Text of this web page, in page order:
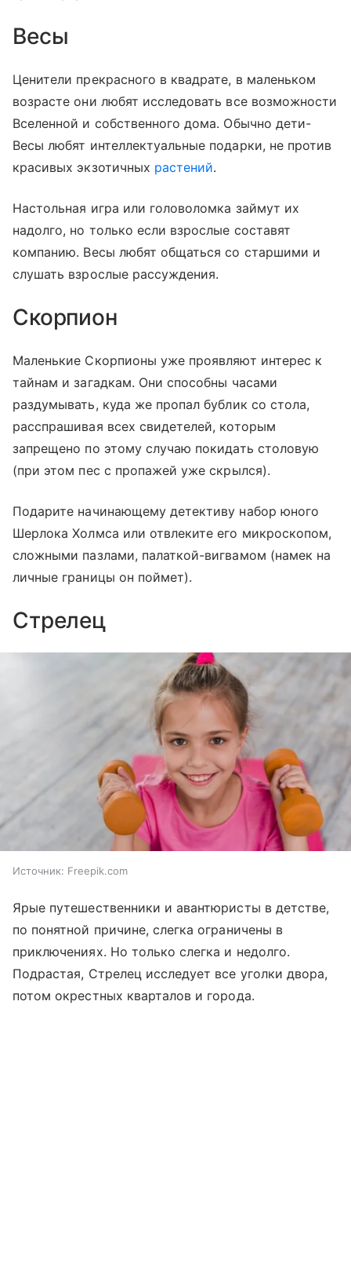
Весы
Ценители прекрасного в квадрате, в маленьком
возрасте они любят исследовать все возможности
Вселенной и собственного дома. Обычно дети-
Весы любят интеллектуальные подарки, не против
красивых экзотичных растений.
Настольная игра или головоломка займут их
надолго, но только если взрослые составят
компанию. Весы любят общаться со старшими и
слушать взрослые рассуждения.
Скорпион
Маленькие Скорпионы уже проявляют интерес к
тайнам и загадкам. Они способны часами
раздумывать, куда же пропал бублик со стола,
расспрашивая всех свидетелей, которым
запрещено по этому случаю покидать столовую
(при этом пес с пропажей уже скрылся).
Подарите начинающему детективу набор юного
Шерлока Холмса или отвлеките его микроскопом,
сложными пазлами, палаткой-вигвамом (намек на
личные границы он поймет).
Стрелец
Источник: Freepik.com
Ярые путешественники и авантюристы в детстве,
по понятной причине, слегка ограничены в
приключениях. Но только слегка и недолго.
Подрастая, Стрелец исследует все уголки двора,
потом окрестных кварталов и города.